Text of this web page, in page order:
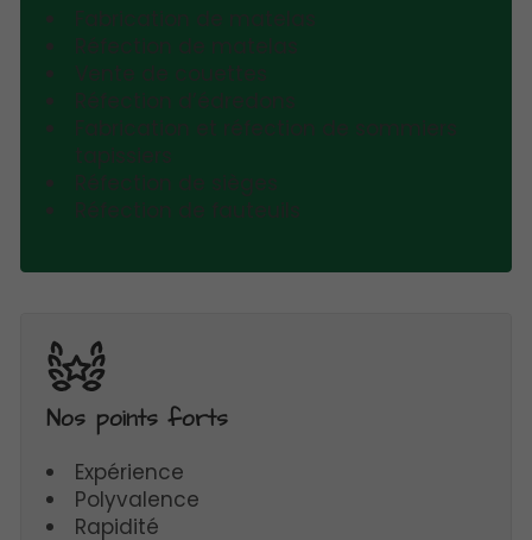
Nos points forts
Expérience
Polyvalence
Rapidité